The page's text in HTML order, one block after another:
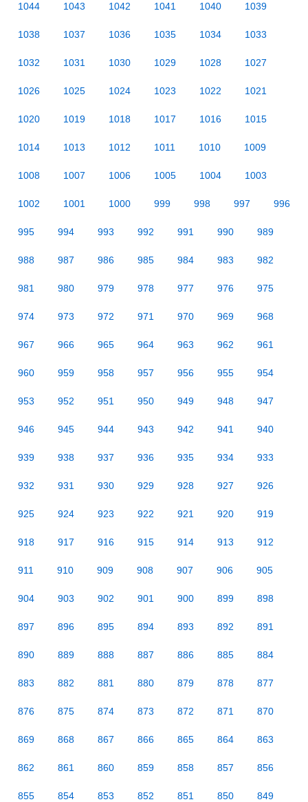
1044 1043 1042 1041 1040 1039
1038 1037 1036 1035 1034 1033
1032 1031 1030 1029 1028 1027
1026 1025 1024 1023 1022 1021
1020 1019 1018 1017 1016 1015
1014 1013 1012 1011 1010 1009
1008 1007 1006 1005 1004 1003
1002 1001 1000 999 998 997 996
995 994 993 992 991 990 989
988 987 986 985 984 983 982
981 980 979 978 977 976 975
974 973 972 971 970 969 968
967 966 965 964 963 962 961
960 959 958 957 956 955 954
953 952 951 950 949 948 947
946 945 944 943 942 941 940
939 938 937 936 935 934 933
932 931 930 929 928 927 926
925 924 923 922 921 920 919
918 917 916 915 914 913 912
911 910 909 908 907 906 905
904 903 902 901 900 899 898
897 896 895 894 893 892 891
890 889 888 887 886 885 884
883 882 881 880 879 878 877
876 875 874 873 872 871 870
869 868 867 866 865 864 863
862 861 860 859 858 857 856
855 854 853 852 851 850 849